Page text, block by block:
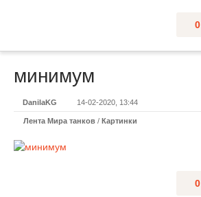
0
минимум
DanilaKG 14-02-2020, 13:44
Лента Мира танков / Картинки
0